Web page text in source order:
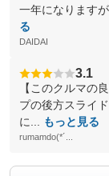
一年になります
る
DAIDAI
3.1
【このクルマの
プの後方スライ
に...
もっと見る
rumamdo(*´...